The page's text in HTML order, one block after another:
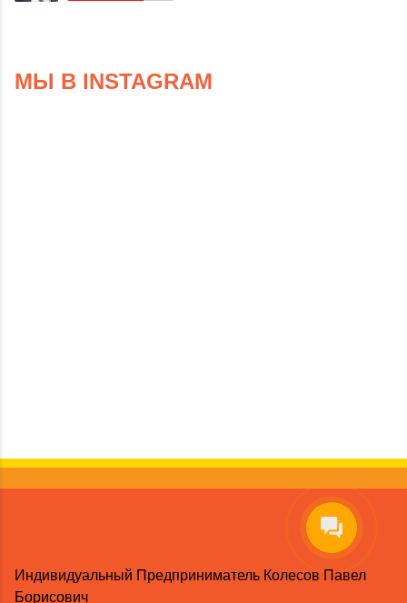
МЫ В INSTAGRAM
Индивидуальный Предприниматель Колесов Павел
Борисович